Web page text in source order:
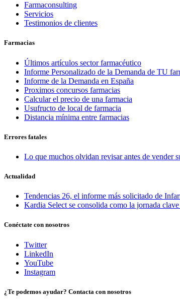
Farmaconsulting
Servicios
Testimonios de clientes
Farmacias
Últimos artículos sector farmacéutico
Informe Personalizado de la Demanda de TU
Informe de la Demanda en España
Proximos concursos farmacias
Calcular el precio de una farmacia
Usufructo de local de farmacia
Distancia mínima entre farmacias
Errores fatales
Lo que muchos olvidan revisar antes de vender
Actualidad
Tendencias 26, el informe más solicitado de
Kardia Select se consolida como la jornada
Conéctate con nosotros
Twitter
LinkedIn
YouTube
Instagram
¿Te podemos ayudar? Contacta con nosotros